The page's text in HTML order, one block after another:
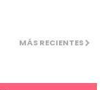
MÁS RECIENTES